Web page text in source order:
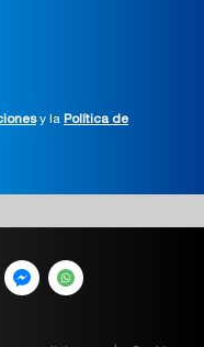
y la Política de